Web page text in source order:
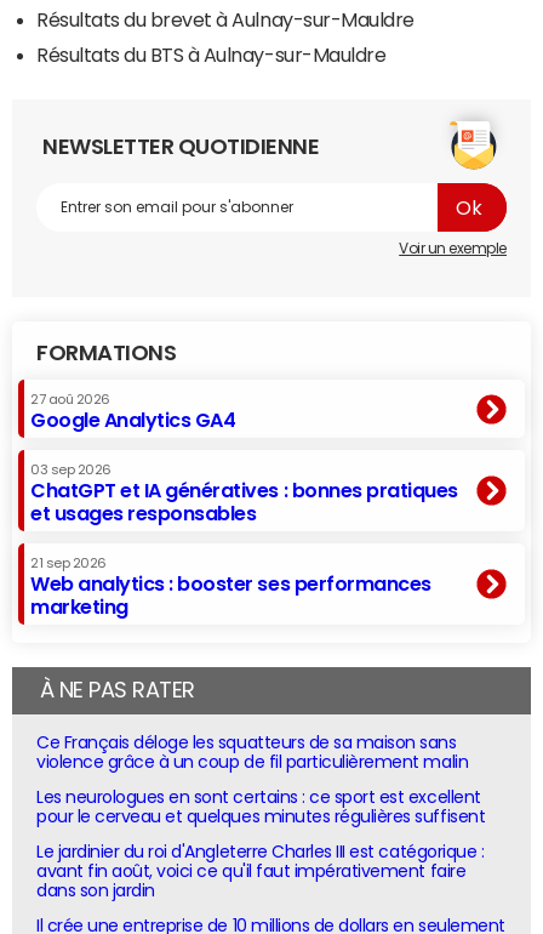
Résultats du brevet à Aulnay-sur-Mauldre
Résultats du BTS à Aulnay-sur-Mauldre
NEWSLETTER QUOTIDIENNE
Voir un exemple
FORMATIONS
27 aoû 2026
Google Analytics GA4
03 sep 2026
ChatGPT et IA génératives : bonnes pratiques
et usages responsables
21 sep 2026
Web analytics : booster ses performances
marketing
À NE PAS RATER
Ce Français déloge les squatteurs de sa maison sans
violence grâce à un coup de fil particulièrement malin
Les neurologues en sont certains : ce sport est excellent
pour le cerveau et quelques minutes régulières suffisent
Le jardinier du roi d'Angleterre Charles III est catégorique :
avant fin août, voici ce qu'il faut impérativement faire
dans son jardin
Il crée une entreprise de 10 millions de dollars en seulement